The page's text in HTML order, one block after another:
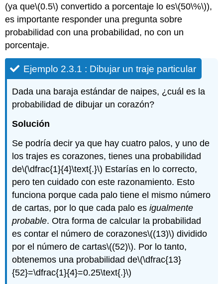
(ya que\(0.5\) convertido a porcentaje lo es\(50\%\)),
es importante responder una pregunta sobre
probabilidad con una probabilidad, no con un
porcentaje.
Ejemplo 2.3.1 : Dibujar un traje particular
Dada una baraja estándar de naipes, ¿cuál es la
probabilidad de dibujar un corazón?
Solución
Se podría decir ya que hay cuatro palos, y uno de
los trajes es corazones, tienes una probabilidad
de\(\dfrac{1}{4}\text{.}\) Estarías en lo correcto,
pero ten cuidado con este razonamiento. Esto
funciona porque cada palo tiene el mismo número
de cartas, por lo que cada palo esigualmente
probable. Otra forma de calcular la probabilidad
es contar el número de corazones\((13)\) dividido
por el número de cartas\((52)\). Por lo tanto,
obtenemos una probabilidad de\(\dfrac{13}
{52}=\dfrac{1}{4}=0.25\text{.}\)